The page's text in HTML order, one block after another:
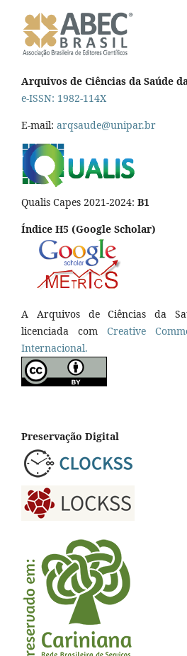
Arquivos de Ciências da Saúde
e-ISSN: 1982-114X
E-mail: arqsaude@unipar.br
Qualis Capes 2021-2024: B1
Índice H5 (Google Scholar)
A Arquivos de Ciências da
licenciada com Creative
Internacional.
Preservação Digital